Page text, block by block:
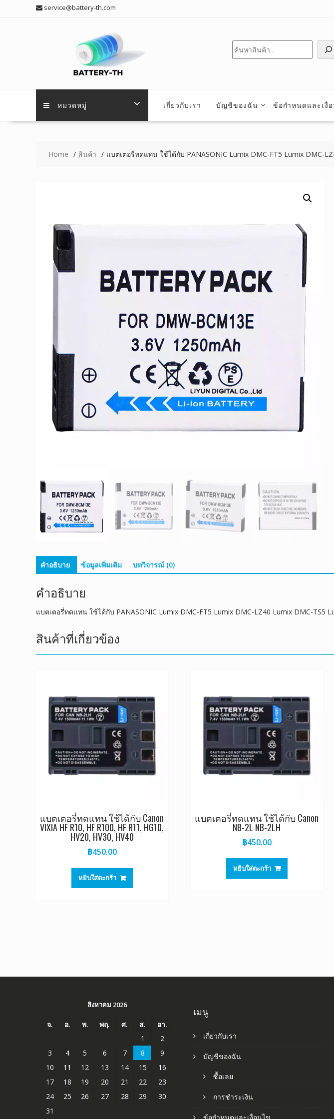
service@battery-th.com
ค้นหา
หมวดหมู่ เกี่ยวกับเรา บัญชีของฉัน ข้อกำหนดและเงื่
Home สินค้า แบตเตอรี่ทดแทน ใช้ได้กับ PANASONIC Lumix DMC-FT5 Lumix DMC-
คำอธิบาย ข้อมูลเพิ่มเติม บทวิจารณ์ (0)
คำอธิบาย
แบตเตอรี่ทดแทน ใช้ได้กับ PANASONIC Lumix DMC-FT5 Lumix DMC-LZ40 Lumix DMC-TS5
สินค้าที่เกี่ยวข้อง
แบตเตอรี่ทดแทน ใช้ได้กับ Canon
VIXIA HF R10, HF R100, HF R11, HG10,
HV20, HV30, HV40
฿450.00
หยิบใส่ตะกร้า
แบตเตอรี่ทดแทน ใช้ได้กับ Canon
NB-2L NB-2LH
฿450.00
หยิบใส่ตะกร้า
สิงหาคม 2026
จ. อ. พ. พฤ. ศ. ส.
อา.
1
2
3
4 5 6 7 8
9
10
11 12 13 14 15
16
17
18 19 20 21 22
23
24
25 26 27 28 29
30
31
เมนู
เกี่ยวกับเรา
บัญชีของฉัน
ซื้อเลย
การชำระเงิน